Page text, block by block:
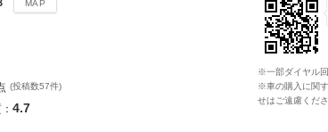
MAP
(投稿数57件)
4.7
※一部ダイヤル
※車の購入に関
せはご遠慮くださ